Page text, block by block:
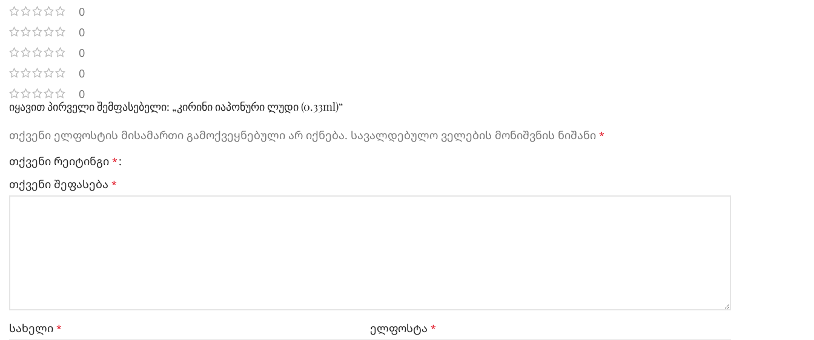
0
0
0
0
0
იყავით პირველი შემფასებელი: „კირინი იაპონური ლუდი (0.33ml)“
თქვენი ელფოსტის მისამართი გამოქვეყნებული არ იქნება. სავალდებულო ველების მონიშვნის ნიშანი *
თქვენი რეიტინგი *
თქვენი შეფასება *
სახელი * ელფოსტა *